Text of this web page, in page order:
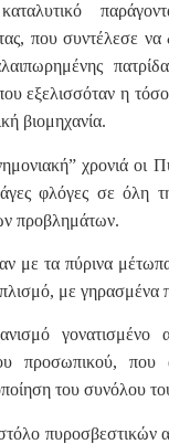
που συντέλεσε να
εξελισσόταν η
βιομηχανία.
χρονιά οι
φλόγες σε όλη
προβλημάτων.
με τα πύρινα
με γηρασμένα
γονατισμένο
προσωπικού, που
του συνόλου
πυροσβεστικών